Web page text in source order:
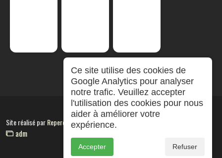
Site réalisé parRepereCom
adm
Ce site utilise des cookies de
Google Analytics pour analyser
notre trafic. Veuillez accepter
l'utilisation des cookies pour nous
aider à améliorer votre
expérience.
Accepter Refuser